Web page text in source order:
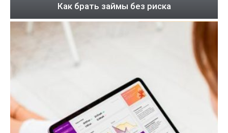
Как брать займы без риска